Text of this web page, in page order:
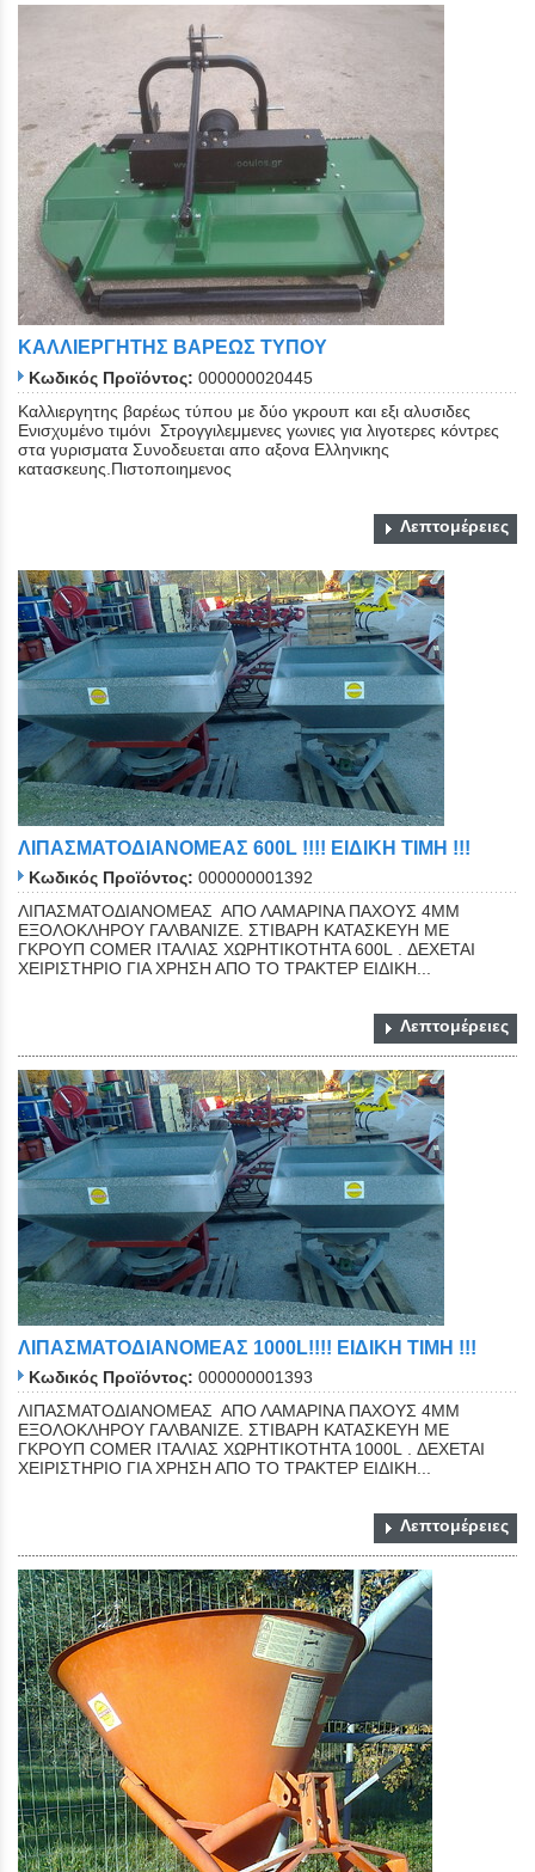
ΚΑΛΛΙΕΡΓΗΤΗΣ ΒΑΡΕΩΣ ΤΥΠΟΥ
Κωδικός Προϊόντος: 000000020445
Καλλιεργητης βαρέως τύπου με δύο γκρουπ και εξι αλυσιδες
Ενισχυμένο τιμόνι Στρογγιλεμμενες γωνιες για λιγοτερες κόντρες
στα γυρισματα Συνοδευεται απο αξονα Ελληνικης
κατασκευης.Πιστοποιημενος
Λεπτομέρειες
ΛΙΠΑΣΜΑΤΟΔΙΑΝΟΜΕΑΣ 600L !!!! EIΔIKH TIMH !!!
Κωδικός Προϊόντος: 000000001392
ΛΙΠΑΣΜΑΤΟΔΙΑΝΟΜΕΑΣ ΑΠΟ ΛΑΜΑΡΙΝΑ ΠΑΧΟΥΣ 4ΜΜ
ΕΞΟΛΟΚΛΗΡΟΥ ΓΑΛΒΑΝΙΖΕ. ΣΤΙΒΑΡΗ ΚΑΤΑΣΚΕΥΗ ΜΕ
ΓΚΡΟΥΠ COMER ΙΤΑΛΙΑΣ ΧΩΡΗΤΙΚΟΤΗΤΑ 600L . ΔΕΧΕΤΑΙ
ΧΕΙΡΙΣΤΗΡΙΟ ΓΙΑ ΧΡΗΣΗ ΑΠΟ ΤΟ ΤΡΑΚΤΕΡ ΕΙΔΙΚΗ...
Λεπτομέρειες
ΛΙΠΑΣΜΑΤΟΔΙΑΝΟΜΕΑΣ 1000L!!!! EIΔIKH TIMH !!!
Κωδικός Προϊόντος: 000000001393
ΛΙΠΑΣΜΑΤΟΔΙΑΝΟΜΕΑΣ ΑΠΟ ΛΑΜΑΡΙΝΑ ΠΑΧΟΥΣ 4ΜΜ
ΕΞΟΛΟΚΛΗΡΟΥ ΓΑΛΒΑΝΙΖΕ. ΣΤΙΒΑΡΗ ΚΑΤΑΣΚΕΥΗ ΜΕ
ΓΚΡΟΥΠ COMER ΙΤΑΛΙΑΣ ΧΩΡΗΤΙΚΟΤΗΤΑ 1000L . ΔΕΧΕΤΑΙ
ΧΕΙΡΙΣΤΗΡΙΟ ΓΙΑ ΧΡΗΣΗ ΑΠΟ ΤΟ ΤΡΑΚΤΕΡ ΕΙΔΙΚΗ...
Λεπτομέρειες